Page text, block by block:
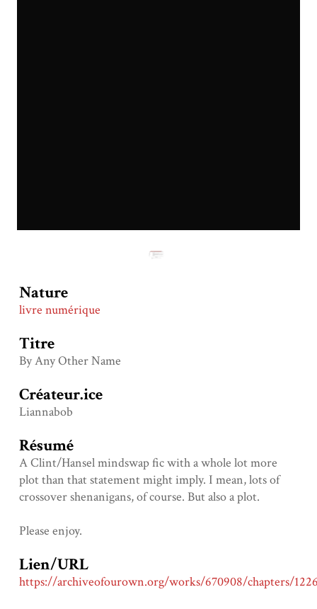
Nature
livre numérique
Titre
By Any Other Name
Créateur.ice
Liannabob
Résumé
A Clint/Hansel mindswap fic with a whole lot more
plot than that statement might imply. I mean, lots of
crossover shenanigans, of course. But also a plot.
Please enjoy.
Lien/URL
https://archiveofourown.org/works/670908/chapters/